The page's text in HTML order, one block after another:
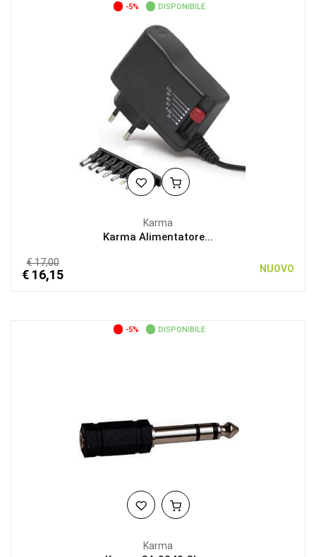
-5% DISPONIBILE
Karma
Karma Alimentatore...
€ 17,00
€ 16,15 NUOVO
-5% DISPONIBILE
Karma